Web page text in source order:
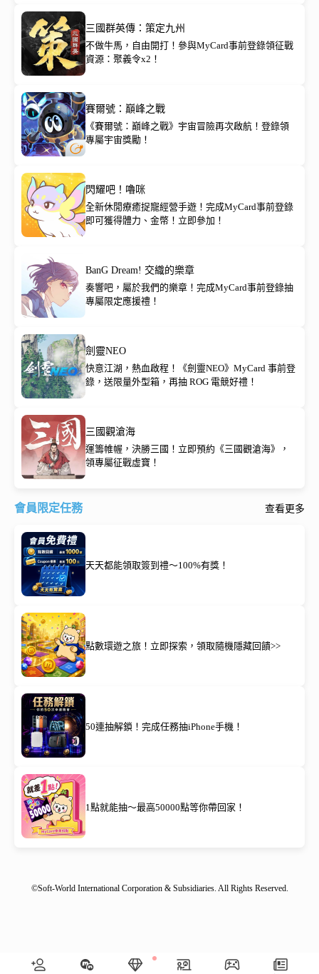
三國群英傳：策定九州
不做牛馬，自由開打！參與MyCard事前登錄領征戰
資源：聚義令x2！
賽爾號：巔峰之戰
《賽爾號：巔峰之戰》宇宙冒險再次啟航！登錄領
專屬宇宙獎勵！
閃耀吧！嚕咪
全新休閒療癒捉寵經營手遊！完成MyCard事前登錄
即可獲得體力、金幣！立即參加！
BanG Dream! 交織的樂章
奏響吧，屬於我們的樂章！完成MyCard事前登錄抽
專屬限定應援禮！
劍靈NEO
快意江湖，熱血啟程！《劍靈NEO》MyCard 事前登
錄，送限量外型箱，再抽 ROG 電競好禮！
三國觀滄海
運籌帷幄，決勝三國！立即預約《三國觀滄海》，
領專屬征戰虛寶！
會員限定任務 查看更多
天天都能領取簽到禮～100%有獎！
點數環遊之旅！立即探索，領取隨機隱藏回饋>>
50連抽解鎖！完成任務抽iPhone手機！
1點就能抽～最高50000點等你帶回家！
©Soft-World International Corporation & Subsidiaries. All Rights Reserved.